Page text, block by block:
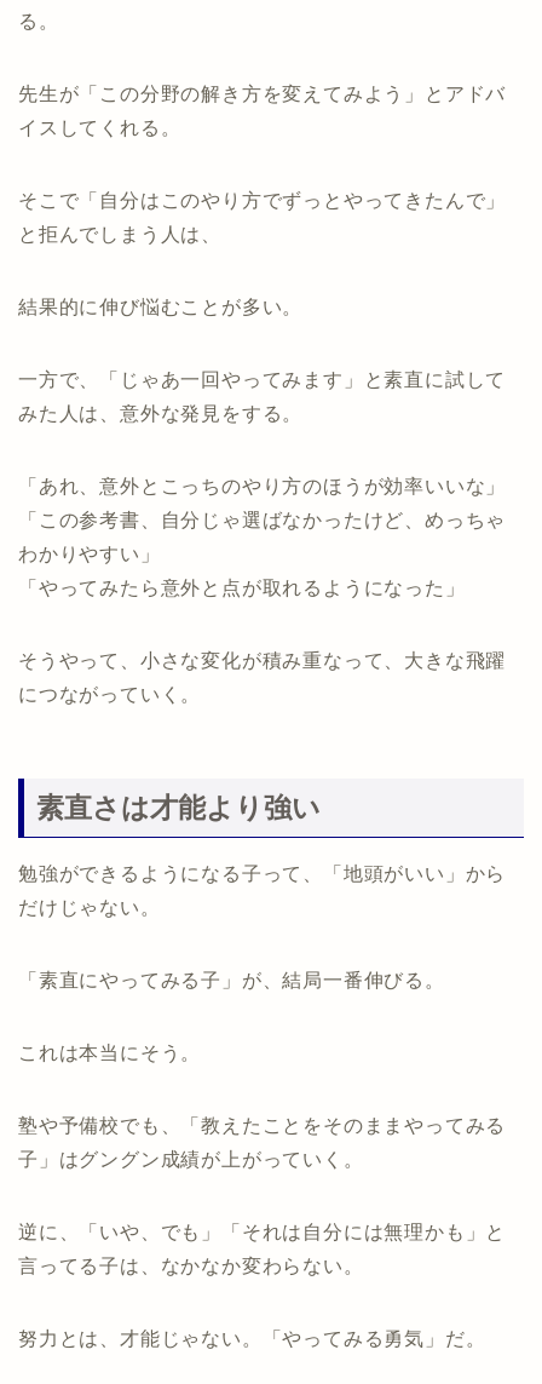
る。
先生が「この分野の解き方を変えてみよう」とアドバ
イスしてくれる。
そこで「自分はこのやり方でずっとやってきたんで」
と拒んでしまう人は、
結果的に伸び悩むことが多い。
一方で、「じゃあ一回やってみます」と素直に試して
みた人は、意外な発見をする。
「あれ、意外とこっちのやり方のほうが効率いいな」
「この参考書、自分じゃ選ばなかったけど、めっちゃ
わかりやすい」
「やってみたら意外と点が取れるようになった」
そうやって、小さな変化が積み重なって、大きな飛躍
につながっていく。
素直さは才能より強い
勉強ができるようになる子って、「地頭がいい」から
だけじゃない。
「素直にやってみる子」が、結局一番伸びる。
これは本当にそう。
塾や予備校でも、「教えたことをそのままやってみる
子」はグングン成績が上がっていく。
逆に、「いや、でも」「それは自分には無理かも」と
言ってる子は、なかなか変わらない。
努力とは、才能じゃない。「やってみる勇気」だ。